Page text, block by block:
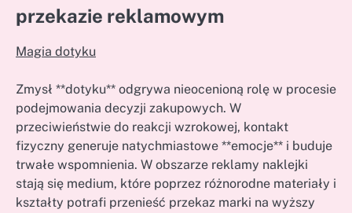
przekazie reklamowym
Magia dotyku
Zmysł **dotyku** odgrywa nieocenioną rolę w procesie
podejmowania decyzji zakupowych. W
przeciwieństwie do reakcji wzrokowej, kontakt
fizyczny generuje natychmiastowe **emocje** i buduje
trwałe wspomnienia. W obszarze reklamy naklejki
stają się medium, które poprzez różnorodne materiały i
kształty potrafi przenieść przekaz marki na wyższy